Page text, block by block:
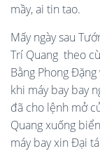
mầy, ai tin tao.
Mấy ngày sau
Trí Quang theo
Bằng Phong
khi máy bay bay
đã cho lệnh mở
Quang xuống
máy bay xin Đại